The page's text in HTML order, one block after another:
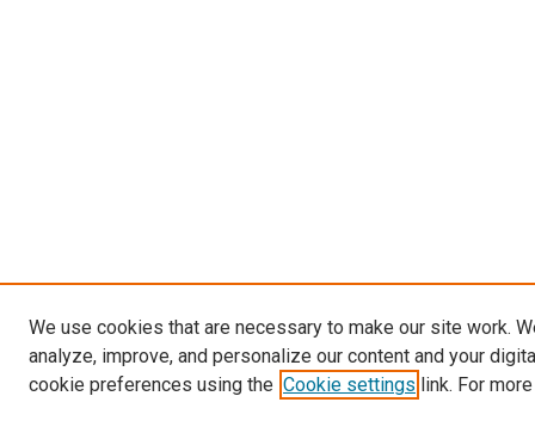
We use cookies that are necessary to make our site work.
analyze, improve, and personalize our content and your
cookie preferences using the Cookie settings link. For